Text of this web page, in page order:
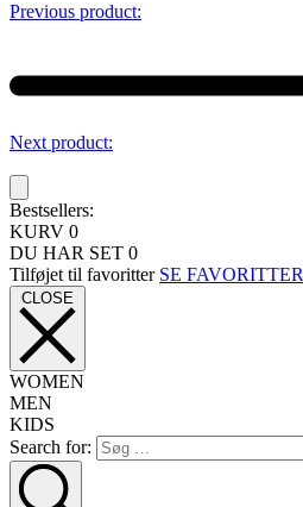
Previous product:
Next product:
Bestsellers:
KURV 0
DU HAR SET 0
Tilføjet til favoritter SE FAVORITTER
CLOSE
WOMEN
MEN
KIDS
Search for: